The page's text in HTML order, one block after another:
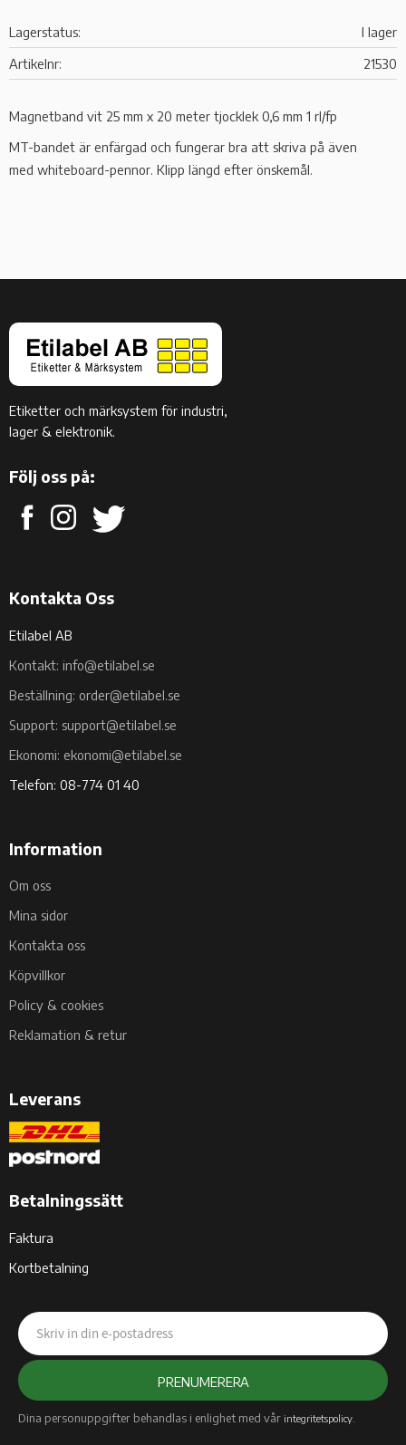
Lagerstatus
I lager
Artikelnr
21530
Magnetband vit 25 mm x 20 meter tjocklek 0,6 mm 1 rl/fp
MT-bandet är enfärgad och fungerar bra att skriva på även
med whiteboard-pennor. Klipp längd efter önskemål.
Etiketter och märksystem för industri,
lager & elektronik.
Följ oss på:
Kontakta Oss
Etilabel AB
Kontakt: info@etilabel.se
Beställning: order@etilabel.se
Support: support@etilabel.se
Ekonomi: ekonomi@etilabel.se
Telefon: 08-774 01 40
Information
Om oss
Mina sidor
Kontakta oss
Köpvillkor
Policy & cookies
Reklamation & retur
Leverans
Betalningssätt
Faktura
Kortbetalning
PRENUMERERA
Dina personuppgifter behandlas i enlighet med vår integritetspolicy